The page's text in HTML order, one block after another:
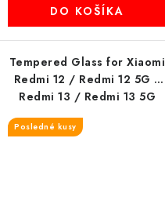
DO KOŠÍKA
Tempered Glass for Xiaomi
Redmi 12 / Redmi 12 5G /
Redmi 13 / Redmi 13 5G
Posledné kusy